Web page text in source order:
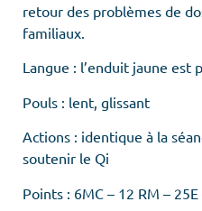
retour des problèmes de
familiaux.
Langue : l’enduit jaune est
Pouls : lent, glissant
Actions : identique à la
soutenir le Qi
Points : 6MC – 12 RM –